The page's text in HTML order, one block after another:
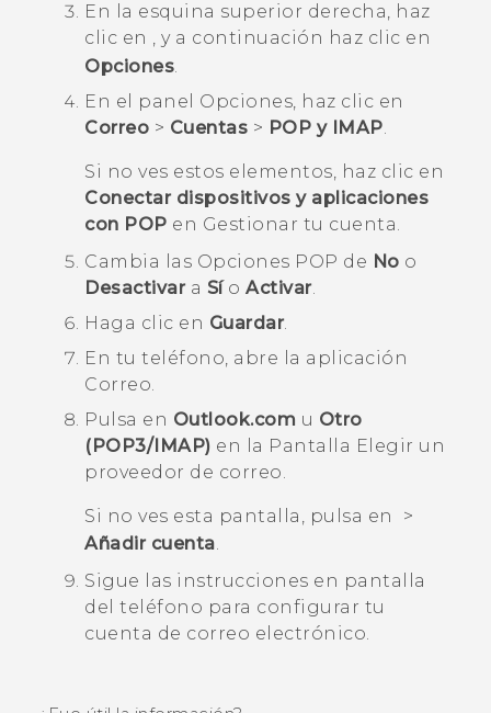
En la esquina superior derecha, haz
clic en , y a continuación haz clic en
Opciones
En el panel Opciones , haz clic en
Correo > Cuentas > POP y IMAP
Si no ves estos elementos, haz clic en
Conectar dispositivos y aplicaciones
con POP en Gestionar tu cuenta
Cambia las Opciones POP de No o
Desactivara Sío Activar.
Haga clic en Guardar.
En tu teléfono, abre la aplicación
Correo
Pulsa en Outlook.com u Otro
(POP3/IMAP) en la Pantalla Elegir un
proveedor de correo
Si no ves esta pantalla, pulsa en
>
Añadir cuenta.
Sigue las instrucciones en pantalla
del teléfono para configurar tu
cuenta de correo electrónico.